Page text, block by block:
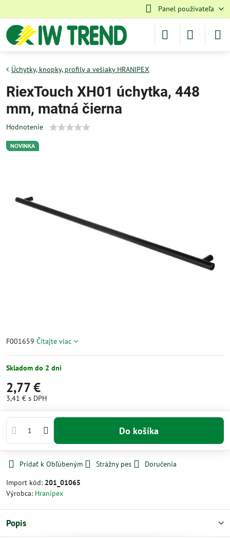
Panel používateľa
NOVINKA
Úchytky, knopky, profily a vešiaky HRANIPEX
RiexTouch XH01 úchytka, 448
mm, matná čierna
Hodnotenie
F001659 Čítajte viac
Skladom do 2 dni
2,77 €
3,41 € s DPH
Do košíka
Pridať k Obľúbeným Strážny pes
Doručenia
Import kód: 201_01065
Výrobca: Hranipex
Popis